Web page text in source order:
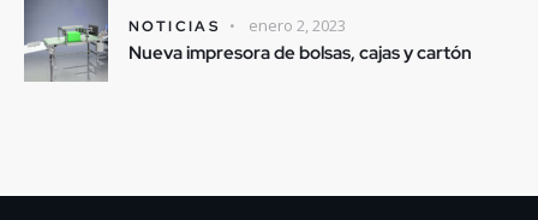
NOTICIAS enero 2, 2023
Nueva impresora de bolsas, cajas y cartón